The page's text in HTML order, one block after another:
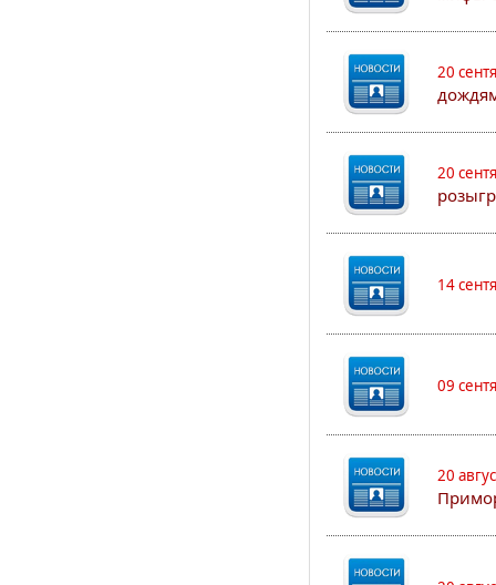
20
20
14
09
20